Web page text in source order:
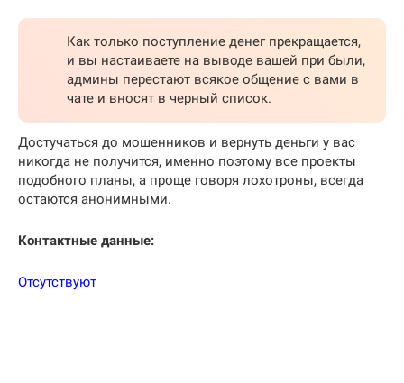
Как только поступление денег прекращается,
и вы настаиваете на выводе вашей при были,
админы перестают всякое общение с вами в
чате и вносят в черный список.
Достучаться до мошенников и вернуть деньги у вас
никогда не получится, именно поэтому все проекты
подобного планы, а проще говоря лохотроны, всегда
остаются анонимными.
Контактные данные:
Отсутствуют